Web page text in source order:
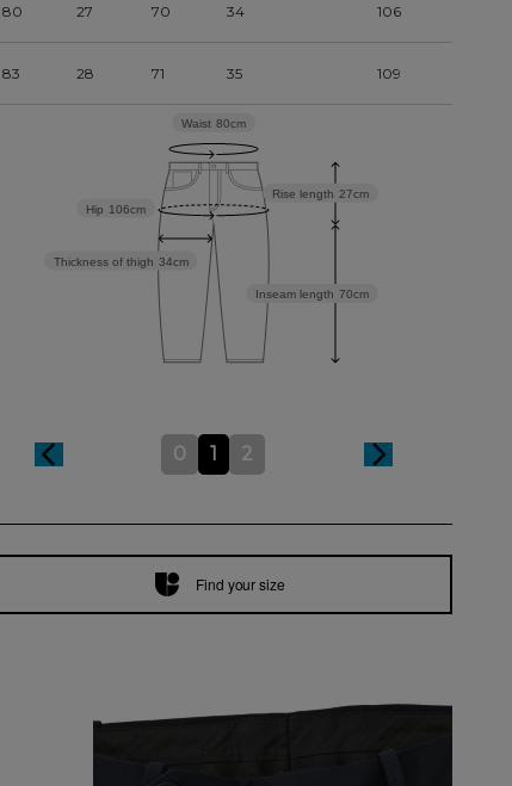
80 27 70 34 106
83 28 71 35 109
Inseam length 70cm
Rise length 27cm
Thickness of thigh 34cm
Hip 106cm
Waist 80cm
0 1 2
Find your size